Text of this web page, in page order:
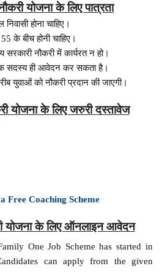
योजना के लिए पात्रता
होना चाहिए।
के बीच होनी चाहिए।
सरकारी नौकरी में कार्यरत न हो।
सदस्य ही आवेदन कर सकता है।
युवाओं को नौकरी प्रदान की जाएगी।
योजना के लिए जरुरी दस्तावेज
Free Coaching Scheme
योजना के लिए ऑनलाइन आवेदन
One Job Scheme has started in
can apply from the given